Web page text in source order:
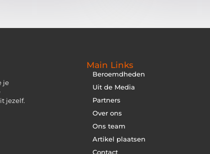
je
jezelf.
Main Links
Beroemdheden
Uit de Media
Partners
Over ons
Ons team
Artikel plaatsen
Contact